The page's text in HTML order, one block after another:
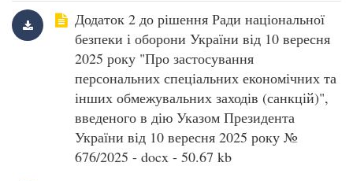
Додаток 2 до рішення Ради національної
безпеки і оборони України від 10 вересня
2025 року "Про застосування
персональних спеціальних економічних та
інших обмежувальних заходів (санкцій)",
введеного в дію Указом Президента
України від 10 вересня 2025 року №
676/2025 - docx - 50.67 kb